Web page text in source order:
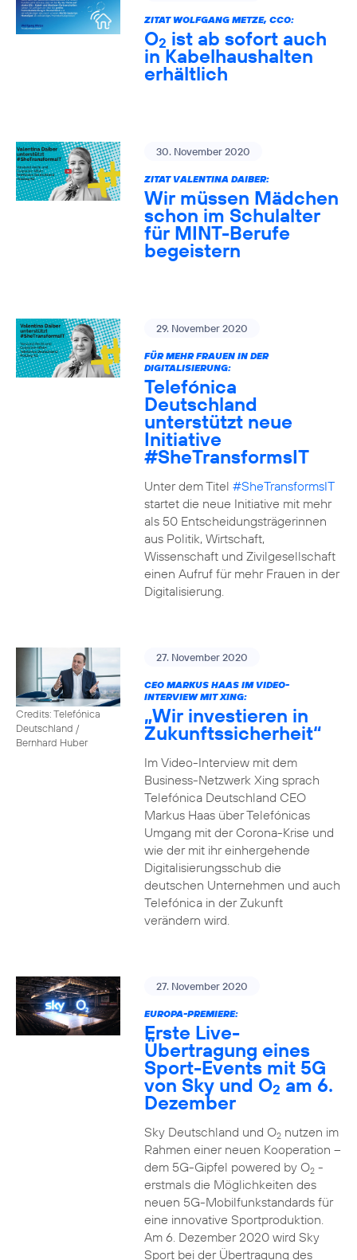
ZITAT WOLFGANG METZE, CCO:
O2 ist ab sofort auch
in Kabelhaushalten
erhältlich
30. November 2020
ZITAT VALENTINA DAIBER:
Wir müssen Mädchen
schon im Schulalter
für MINT-Berufe
begeistern
29. November 2020
FÜR MEHR FRAUEN IN DER
DIGITALISIERUNG:
Telefónica
Deutschland
unterstützt neue
Initiative
#SheTransformsIT
Unter dem Titel #SheTransformsIT
startet die neue Initiative mit mehr
als 50 Entscheidungsträgerinnen
aus Politik, Wirtschaft,
Wissenschaft und Zivilgesellschaft
einen Aufruf für mehr Frauen in der
Digitalisierung.
Credits: Telefónica
Deutschland /
Bernhard Huber
27. November 2020
CEO MARKUS HAAS IM VIDEO-
INTERVIEW MIT XING:
„Wir investieren in
Zukunftssicherheit“
Im Video-Interview mit dem
Business-Netzwerk Xing sprach
Telefónica Deutschland CEO
Markus Haas über Telefónicas
Umgang mit der Corona-Krise und
wie der mit ihr einhergehende
Digitalisierungsschub die
deutschen Unternehmen und auch
Telefónica in der Zukunft
verändern wird.
27. November 2020
EUROPA-PREMIERE:
Erste Live-
Übertragung eines
Sport-Events mit 5G
von Sky und O2 am 6.
Dezember
Sky Deutschland und O2nutzen im
Rahmen einer neuen Kooperation –
dem 5G-Gipfel powered by O2-
erstmals die Möglichkeiten des
neuen 5G-Mobilfunkstandards für
eine innovative Sportproduktion.
Am 6. Dezember 2020 wird Sky
Sport bei der Übertragung des